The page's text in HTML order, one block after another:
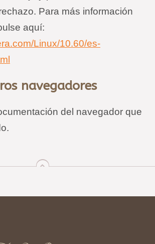
Para más información
aquí:
Linux/10.60/es-
navegadores
del navegador que
arriba